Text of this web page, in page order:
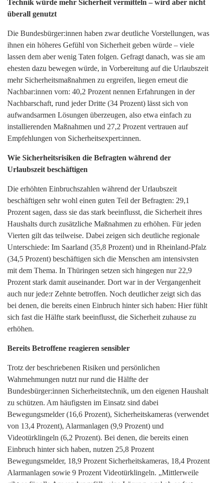
Technik würde mehr Sicherheit vermitteln – wird aber nicht
überall genutzt
Die Bundesbürger:innen haben zwar deutliche Vorstellungen, was
ihnen ein höheres Gefühl von Sicherheit geben würde – viele
lassen dem aber wenig Taten folgen. Gefragt danach, was sie am
ehesten dazu bewegen würde, in Vorbereitung auf die Urlaubszeit
mehr Sicherheitsmaßnahmen zu ergreifen, liegen erneut die
Nachbar:innen vorn: 40,2 Prozent nennen Erfahrungen in der
Nachbarschaft, rund jeder Dritte (34 Prozent) lässt sich von
aufwandsarmen Lösungen überzeugen, also etwa einfach zu
installierenden Maßnahmen und 27,2 Prozent vertrauen auf
Empfehlungen von Sicherheitsexpert:innen.
Wie Sicherheitsrisiken die Befragten während der
Urlaubszeit beschäftigen
Die erhöhten Einbruchszahlen während der Urlaubszeit
beschäftigen sehr wohl einen guten Teil der Befragten: 29,1
Prozent sagen, dass sie das stark beeinflusst, die Sicherheit ihres
Haushalts durch zusätzliche Maßnahmen zu erhöhen. Für jeden
Vierten gilt das teilweise. Dabei zeigen sich deutliche regionale
Unterschiede: Im Saarland (35,8 Prozent) und in Rheinland-Pfalz
(34,5 Prozent) beschäftigen sich die Menschen am intensivsten
mit dem Thema. In Thüringen setzen sich hingegen nur 22,9
Prozent stark damit auseinander. Dort war in der Vergangenheit
auch nur jede:r Zehnte betroffen. Noch deutlicher zeigt sich das
bei denen, die bereits einen Einbruch hinter sich haben: Hier fühlt
sich fast die Hälfte stark beeinflusst, die Sicherheit zuhause zu
erhöhen.
Bereits Betroffene reagieren sensibler
Trotz der beschriebenen Risiken und persönlichen
Wahrnehmungen nutzt nur rund die Hälfte der
Bundesbürger:innen Sicherheitstechnik, um den eigenen Haushalt
zu schützen. Am häufigsten im Einsatz sind dabei
Bewegungsmelder (16,6 Prozent), Sicherheitskameras (verwendet
von 13,4 Prozent), Alarmanlagen (9,9 Prozent) und
Videotürklingeln (6,2 Prozent). Bei denen, die bereits einen
Einbruch hinter sich haben, nutzen 25,8 Prozent
Bewegungsmelder, 18,9 Prozent Sicherheitskameras, 18,4 Prozent
Alarmanlagen sowie 9 Prozent Videotürklingeln. „Mittlerweile